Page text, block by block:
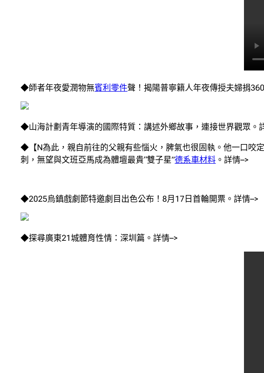
◆師者年夜愛潤物無賓利零件聲！揭陽普寧籍人年夜傳授夫婦捐
◆山海計劃青年導演的國際特質：講述外鄉故事，連接世界觀眾。
◆【N為此，親自前往的父親有些惱火，脾氣也很固執。他一口咬
刺，無望與文班亞馬成為體壇最貴“雙子星”德系車材料 。詳情–>
◆2025烏鎮戲劇節特邀劇目出色公布！8月17日首輪開票。詳情–>
◆探尋廣東21城體育性情：深圳篇。詳情–>